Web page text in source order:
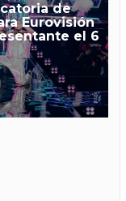
de
Eurovisión
el 6